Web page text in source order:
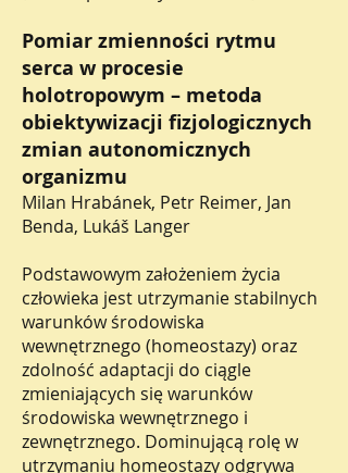
Pomiar zmienności rytmu
serca w procesie
holotropowym – metoda
obiektywizacji fizjologicznych
zmian autonomicznych
organizmu
Milan Hrabánek, Petr Reimer, Jan
Benda, Lukáš Langer
Podstawowym założeniem życia
człowieka jest utrzymanie stabilnych
warunków środowiska
wewnętrznego (homeostazy) oraz
zdolność adaptacji do ciągle
zmieniających się warunków
środowiska wewnętrznego i
zewnętrznego. Dominującą rolę w
utrzymaniu homeostazy odgrywa